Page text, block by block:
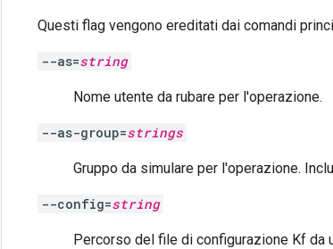
Questi flag vengono ereditati dai comandi
--as=string
Nome utente da rubare per l'operazione.
--as-group=strings
Gruppo da simulare per l'operazione.
--config=string
Percorso del file di configurazione Kf da